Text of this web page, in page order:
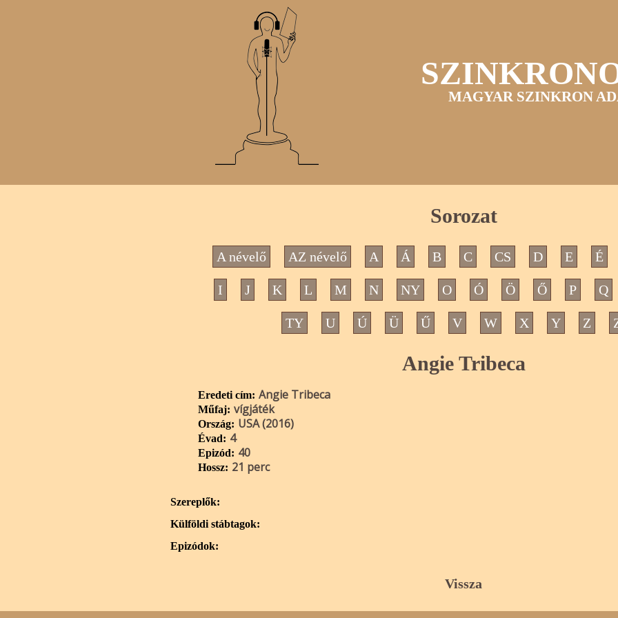
MAGYAR SZINKRON
Sorozat
A névelő AZ névelő A Á B C CS D E É
I J K L M N NY O Ó Ö Ő P Q
TY U Ú Ü Ű V W X Y Z
Angie Tribeca
Eredeti cím: Angie Tribeca
Műfaj: vígjáték
Ország: USA (2016)
Évad: 4
Epizód: 40
Hossz: 21 perc
Szereplők:
Külföldi stábtagok:
Epizódok:
Vissza